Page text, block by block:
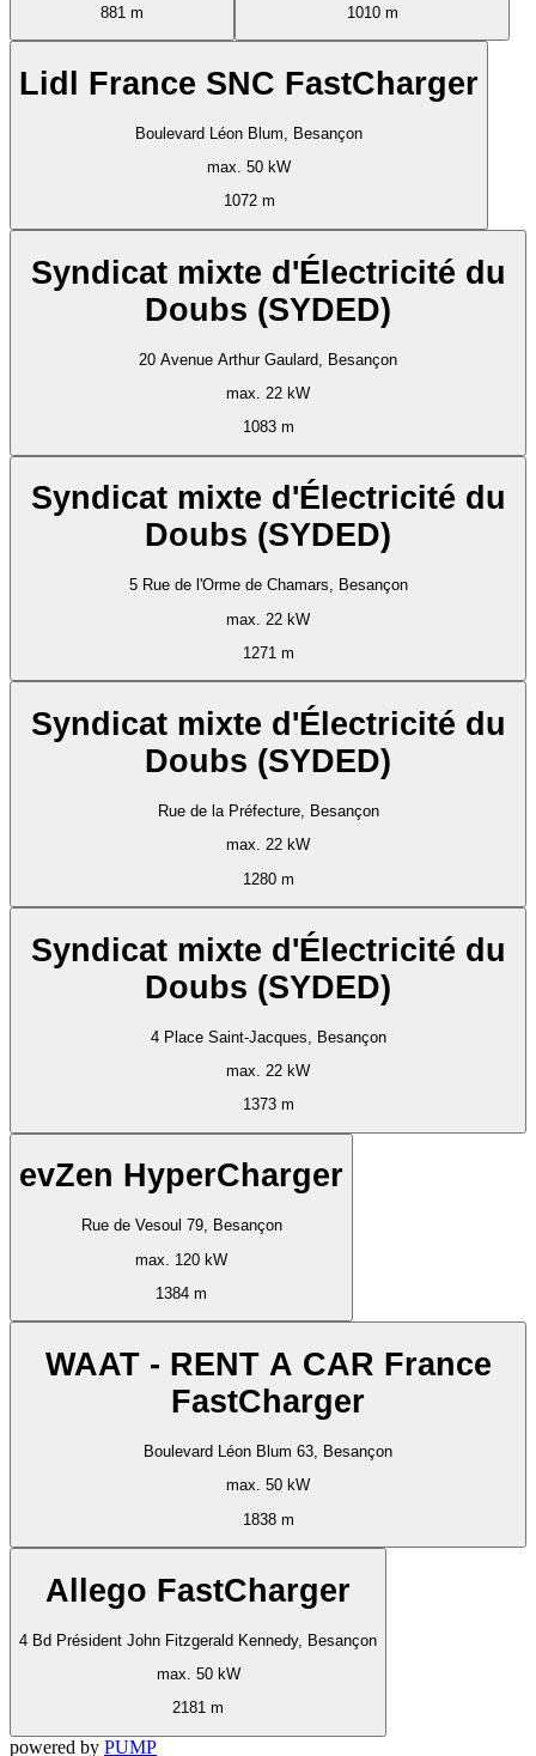
881 m
1010 m
Lidl France SNC FastCharger
Boulevard Léon Blum, Besançon
max. 50 kW
1072 m
Syndicat mixte d'Électricité du
Doubs (SYDED)
20 Avenue Arthur Gaulard, Besançon
max. 22 kW
1083 m
Syndicat mixte d'Électricité du
Doubs (SYDED)
5 Rue de l'Orme de Chamars, Besançon
max. 22 kW
1271 m
Syndicat mixte d'Électricité du
Doubs (SYDED)
Rue de la Préfecture, Besançon
max. 22 kW
1280 m
Syndicat mixte d'Électricité du
Doubs (SYDED)
4 Place Saint-Jacques, Besançon
max. 22 kW
1373 m
evZen HyperCharger
Rue de Vesoul 79, Besançon
max. 120 kW
1384 m
WAAT - RENT A CAR France
FastCharger
Boulevard Léon Blum 63, Besançon
max. 50 kW
1838 m
Allego FastCharger
4 Bd Président John Fitzgerald Kennedy, Besançon
max. 50 kW
2181 m
powered by PUMP